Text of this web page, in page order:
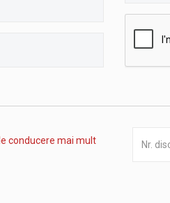
zborului,
conducere mai mult